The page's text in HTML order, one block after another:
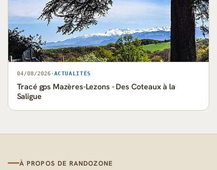
04/08/2026 · ACTUALITÉS
Tracé gps Mazères-Lezons - Des Coteaux à la
Saligue
À PROPOS DE RANDOZONE